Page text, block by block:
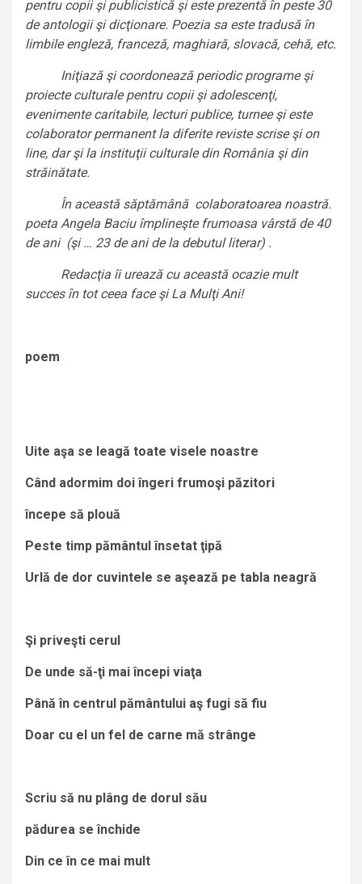
pentru copii şi publicistică şi este prezentă în peste 30
de antologii şi dicţionare. Poezia sa este tradusă în
limbile engleză, franceză, maghiară, slovacă, cehă, etc.
Iniţiază şi coordonează periodic programe şi
proiecte culturale pentru copii şi adolescenţi,
evenimente caritabile, lecturi publice, turnee şi este
colaborator permanent la diferite reviste scrise şi on
line, dar şi la instituţii culturale din România şi din
străinătate.
În această săptămână colaboratoarea noastră.
poeta Angela Baciu împlineşte frumoasa vârstă de 40
de ani (şi … 23 de ani de la debutul literar) .
Redacţia îi urează cu această ocazie mult
succes în tot ceea face şi La Mulţi Ani!
poem
Uite aşa se leagă toate visele noastre
Când adormim doi îngeri frumoşi păzitori
începe să plouă
Peste timp pământul însetat ţipă
Urlă de dor cuvintele se aşează pe tabla neagră
Şi priveşti cerul
De unde să-ţi mai începi viaţa
Până în centrul pământului aş fugi să fiu
Doar cu el un fel de carne mă strânge
Scriu să nu plâng de dorul său
pădurea se închide
Din ce în ce mai mult